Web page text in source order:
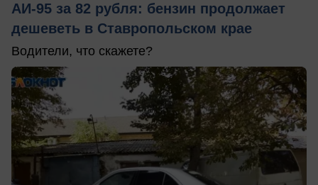
АИ-95 за 82 рубля: бензин продолжает
дешеветь в Ставропольском крае
Водители, что скажете?